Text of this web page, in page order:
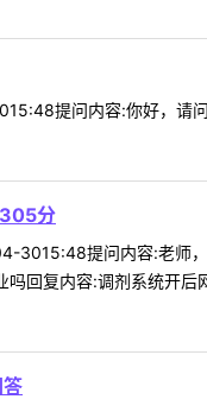
提问内容:你好，请
分
3015:48提问内容:老师
回复内容:调剂系统开后